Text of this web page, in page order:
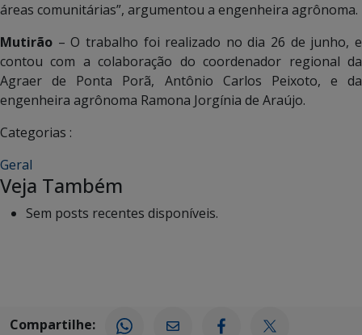
áreas comunitárias”, argumentou a engenheira agrônoma.
Mutirão – O trabalho foi realizado no dia 26 de junho, e
contou com a colaboração do coordenador regional da
Agraer de Ponta Porã, Antônio Carlos Peixoto, e da
engenheira agrônoma Ramona Jorgínia de Araújo.
Categorias :
Geral
Veja Também
Sem posts recentes disponíveis.
Compartilhe: